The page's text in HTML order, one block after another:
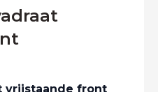
vrijstaande front